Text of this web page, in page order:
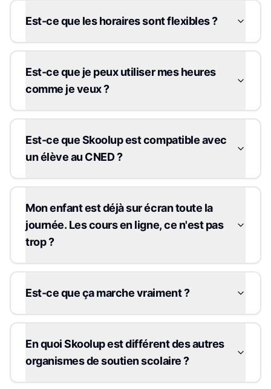
Est-ce que les horaires sont flexibles ?
Est-ce que je peux utiliser mes heures
comme je veux ?
Est-ce que Skoolup est compatible avec
un élève au CNED ?
Mon enfant est déjà sur écran toute la
journée. Les cours en ligne, ce n'est pas
trop ?
Est-ce que ça marche vraiment ?
En quoi Skoolup est différent des autres
organismes de soutien scolaire ?